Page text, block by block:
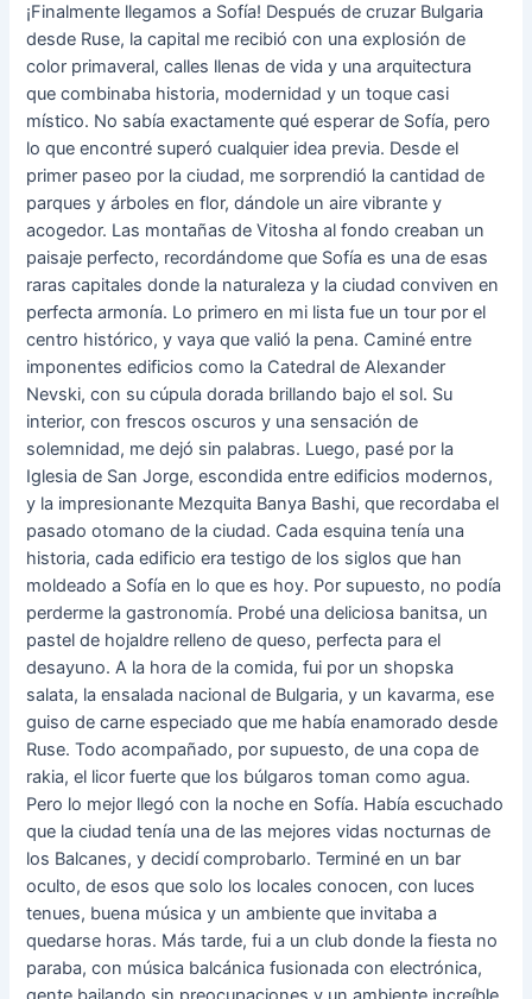
¡Finalmente llegamos a Sofía! Después de cruzar Bulgaria
desde Ruse, la capital me recibió con una explosión de
color primaveral, calles llenas de vida y una arquitectura
que combinaba historia, modernidad y un toque casi
místico. No sabía exactamente qué esperar de Sofía, pero
lo que encontré superó cualquier idea previa. Desde el
primer paseo por la ciudad, me sorprendió la cantidad de
parques y árboles en flor, dándole un aire vibrante y
acogedor. Las montañas de Vitosha al fondo creaban un
paisaje perfecto, recordándome que Sofía es una de esas
raras capitales donde la naturaleza y la ciudad conviven en
perfecta armonía. Lo primero en mi lista fue un tour por el
centro histórico, y vaya que valió la pena. Caminé entre
imponentes edificios como la Catedral de Alexander
Nevski, con su cúpula dorada brillando bajo el sol. Su
interior, con frescos oscuros y una sensación de
solemnidad, me dejó sin palabras. Luego, pasé por la
Iglesia de San Jorge, escondida entre edificios modernos,
y la impresionante Mezquita Banya Bashi, que recordaba el
pasado otomano de la ciudad. Cada esquina tenía una
historia, cada edificio era testigo de los siglos que han
moldeado a Sofía en lo que es hoy. Por supuesto, no podía
perderme la gastronomía. Probé una deliciosa banitsa, un
pastel de hojaldre relleno de queso, perfecta para el
desayuno. A la hora de la comida, fui por un shopska
salata, la ensalada nacional de Bulgaria, y un kavarma, ese
guiso de carne especiado que me había enamorado desde
Ruse. Todo acompañado, por supuesto, de una copa de
rakia, el licor fuerte que los búlgaros toman como agua.
Pero lo mejor llegó con la noche en Sofía. Había escuchado
que la ciudad tenía una de las mejores vidas nocturnas de
los Balcanes, y decidí comprobarlo. Terminé en un bar
oculto, de esos que solo los locales conocen, con luces
tenues, buena música y un ambiente que invitaba a
quedarse horas. Más tarde, fui a un club donde la fiesta no
paraba, con música balcánica fusionada con electrónica,